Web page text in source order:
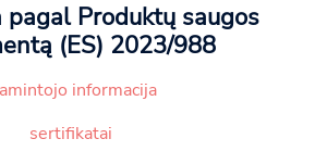
pagal Produktų saugos
(ES) 2023/988
informacija
sertifikatai